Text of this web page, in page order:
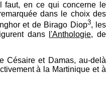
faut, en ce qui concerne le
dans le choix des
et de Birago Diop3, les
dans
l'Anthologie, de
Césaire et Damas, au-delà
à la Martinique et à